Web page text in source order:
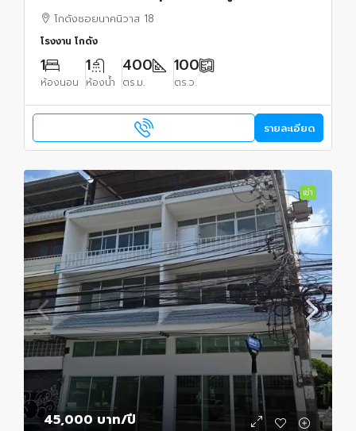
โกดังซอยนาคนิวาส 18
โรงงาน โกดัง
1
ห้องนอน
1
ห้องน้ำ
400
ตร.ม.
100
ตร.ว.
รายละเอียด
เช่า
45,000 บาท/ปี